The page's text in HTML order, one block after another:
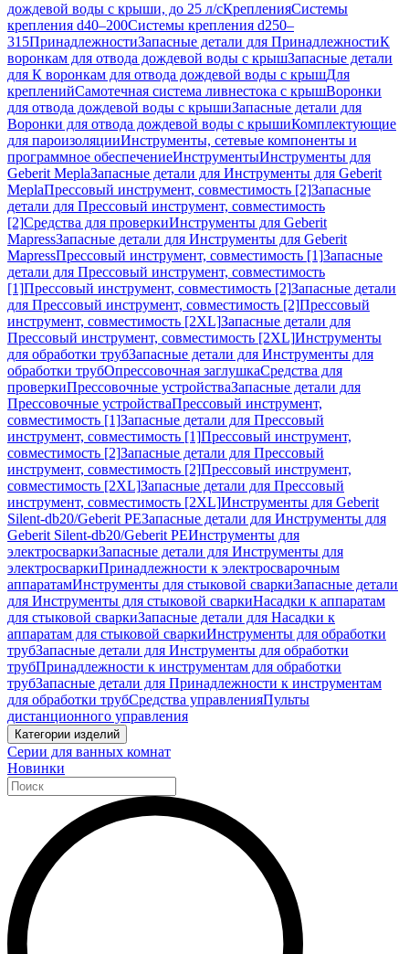
дождевой воды с крыши, до 25 л/сКрепленияСистемы
крепления d40–200Системы крепления d250–
315ПринадлежностиЗапасные детали для ПринадлежностиК
воронкам для отвода дождевой воды с крышЗапасные детали
для К воронкам для отвода дождевой воды с крышДля
крепленийСамотечная система ливнестока с крышВоронки
для отвода дождевой воды с крышиЗапасные детали для
Воронки для отвода дождевой воды с крышиКомплектующие
для пароизоляцииИнструменты, сетевые компоненты и
программное обеспечениеИнструментыИнструменты для
Geberit MeplaЗапасные детали для Инструменты для Geberit
MeplaПрессовый инструмент, совместимость [2]Запасные
детали для Прессовый инструмент, совместимость
[2]Средства для проверкиИнструменты для Geberit
MapressЗапасные детали для Инструменты для Geberit
MapressПрессовый инструмент, совместимость [1]Запасные
детали для Прессовый инструмент, совместимость
[1]Прессовый инструмент, совместимость [2]Запасные детали
для Прессовый инструмент, совместимость [2]Прессовый
инструмент, совместимость [2XL]Запасные детали для
Прессовый инструмент, совместимость [2XL]Инструменты
для обработки трубЗапасные детали для Инструменты для
обработки трубОпрессовочная заглушкаСредства для
проверкиПрессовочные устройстваЗапасные детали для
Прессовочные устройстваПрессовый инструмент,
совместимость [1]Запасные детали для Прессовый
инструмент, совместимость [1]Прессовый инструмент,
совместимость [2]Запасные детали для Прессовый
инструмент, совместимость [2]Прессовый инструмент,
совместимость [2XL]Запасные детали для Прессовый
инструмент, совместимость [2XL]Инструменты для Geberit
Silent-db20/Geberit PEЗапасные детали для Инструменты для
Geberit Silent-db20/Geberit PEИнструменты для
электросваркиЗапасные детали для Инструменты для
электросваркиПринадлежности к электросварочным
аппаратамИнструменты для стыковой сваркиЗапасные детали
для Инструменты для стыковой сваркиНасадки к аппаратам
для стыковой сваркиЗапасные детали для Насадки к
аппаратам для стыковой сваркиИнструменты для обработки
трубЗапасные детали для Инструменты для обработки
трубПринадлежности к инструментам для обработки
трубЗапасные детали для Принадлежности к инструментам
для обработки трубСредства управленияПульты
дистанционного управления
Категории изделий
Серии для ванных комнат
Новинки